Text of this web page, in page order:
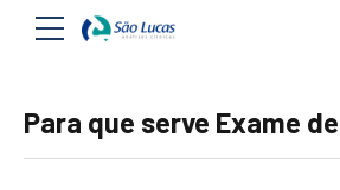
Para que serve Exame